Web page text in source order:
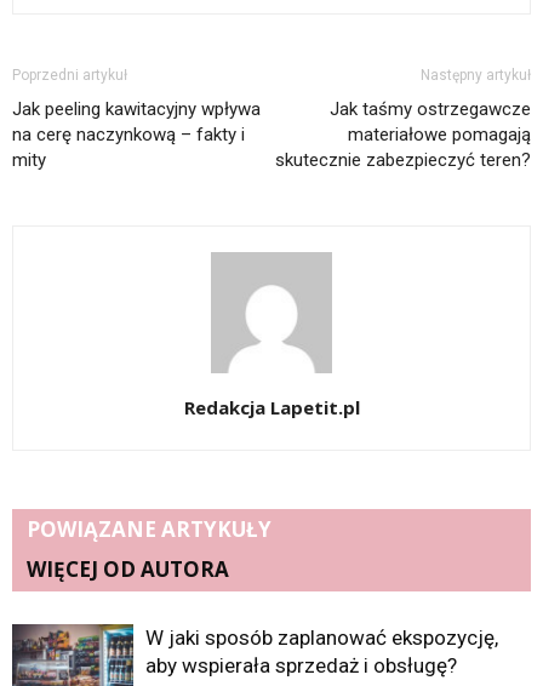
Poprzedni artykuł
Jak peeling kawitacyjny wpływa
na cerę naczynkową – fakty i
mity
Następny artykuł
Jak taśmy ostrzegawcze
materiałowe pomagają
skutecznie zabezpieczyć teren?
Redakcja Lapetit.pl
POWIĄZANE ARTYKUŁY
WIĘCEJ OD AUTORA
W jaki sposób zaplanować ekspozycję,
aby wspierała sprzedaż i obsługę?